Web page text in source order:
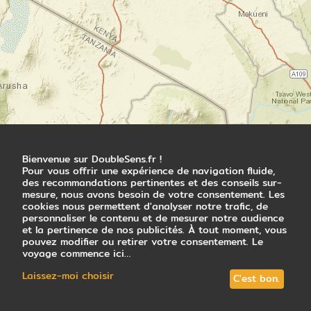
Etape 3 : Observation des aigles face
aux pics enneigés
Shipton Camp (4300m)
La journée est consacrée à une marche
d'acclimatation pour découvrir des points de
vue sur les pics du massif et observer les
aigles de haute montagne. Retour au
campement pour le diner et la nuit.
excellent exercice d’acclimatation.
Dénivelé : + 370 m / - 370 m
Nuit en tente
Bienvenue sur DoubleSens.fr !
Pour vous offrir une expérience de navigation fluide,
des recommandations pertinentes et des conseils sur-
mesure, nous avons besoin de votre consentement. Les
cookies nous permettent d'analyser notre trafic, de
personnaliser le contenu et de mesurer notre audience
et la pertinence de nos publicités. À tout moment, vous
pouvez modifier ou retirer votre consentement. Le
voyage commence ici…
Laissez-moi choisir
C'est bon.